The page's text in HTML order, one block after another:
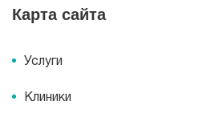
Карта сайта
Услуги
Клиники